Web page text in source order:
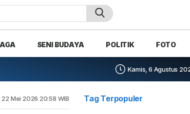
SENI BUDAYA POLITIK FOTO
Kamis, 6 Agustus
Mei 2026 20:58 WIB Tag Terpopuler